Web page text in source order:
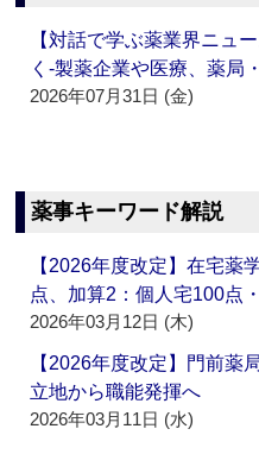
【対話で学ぶ薬業界ニュ
く‐製薬企業や医療、薬局
2026年07月31日 (金)
薬事キーワード解説
【2026年度改定】在宅薬
点、加算2：個人宅100点
2026年03月12日 (木)
【2026年度改定】門前薬
立地から職能発揮へ
2026年03月11日 (水)